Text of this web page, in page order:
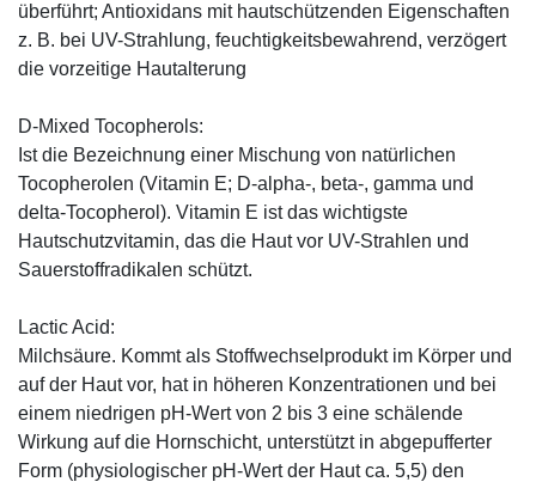
überführt; Antioxidans mit hautschützenden Eigenschaften
z. B. bei UV-Strahlung, feuchtigkeitsbewahrend, verzögert
die vorzeitige Hautalterung
D-Mixed Tocopherols:
Ist die Bezeichnung einer Mischung von natürlichen
Tocopherolen (Vitamin E; D-alpha-, beta-, gamma und
delta-Tocopherol). Vitamin E ist das wichtigste
Hautschutzvitamin, das die Haut vor UV-Strahlen und
Sauerstoffradikalen schützt.
Lactic Acid:
Milchsäure. Kommt als Stoffwechselprodukt im Körper und
auf der Haut vor, hat in höheren Konzentrationen und bei
einem niedrigen pH-Wert von 2 bis 3 eine schälende
Wirkung auf die Hornschicht, unterstützt in abgepufferter
Form (physiologischer pH-Wert der Haut ca. 5,5) den